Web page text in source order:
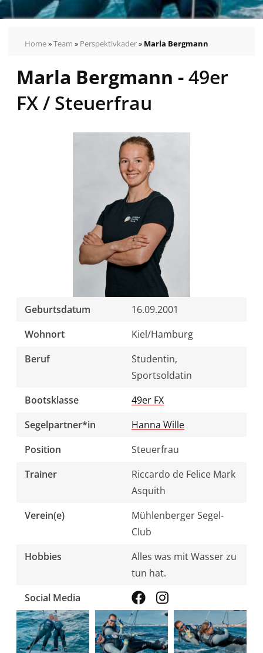
Home»Team » Perspektivkader» Marla Bergmann
Olympiakader
Catherine
Bartelheimer
Theresa
Conradi
Philipp
Buhl
Marla Bergmann -49er
FX / Steuerfrau
Geburtsdatum
16.09.2001
Wohnort
Kiel/Hamburg
Beruf
Studentin,
Sportsoldatin
Bootsklasse
49er FX
Segelpartner*in
Hanna Wille
Position
Steuerfrau
Trainer
Riccardo de Felice Mark
Asquith
Verein(e)
Mühlenberger Segel-
Club
Hobbies
Alles was mit Wasser zu
tun hat.
Social Media